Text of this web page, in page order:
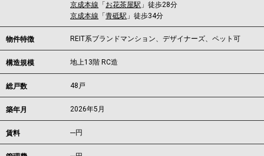
京成本線 「 お花茶屋駅 」徒歩28分
京成本線 「青砥駅 」徒歩34分
物件特徴 REIT系ブランドマンション、デザイナーズ、ペット可
構造規模 地上13階 RC造
総戸数 48戸
築年月 2026年5月
賃料 ---円